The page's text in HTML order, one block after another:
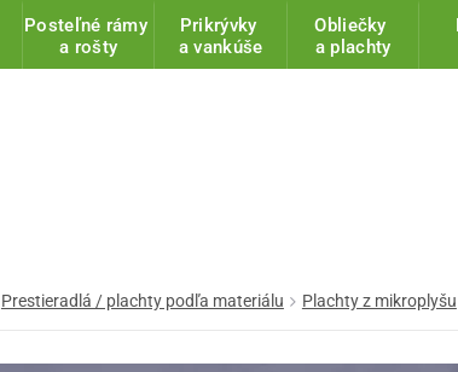
Posteľné rámy
a rošty
Prikrývky
a vankúše
Obliečky
a plachty
Prestieradlá / plachty podľa materiálu Plachty z mikroplyšu